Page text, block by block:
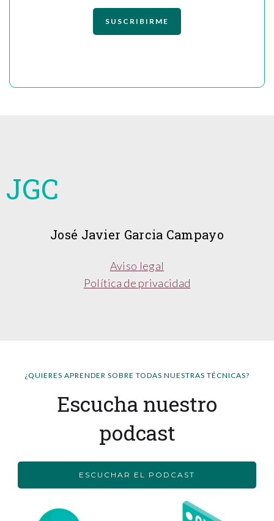
JGC
José Javier Garcia Campayo
Aviso legal
Política de privacidad
¿QUIERES APRENDER SOBRE TODAS NUESTRAS TÉCNICAS?
Escucha nuestro
podcast
ESCUCHAR EL PODCAST